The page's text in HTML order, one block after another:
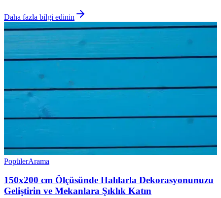
Daha fazla bilgi edinin
PopülerArama
150x200 cm Ölçüsünde Halılarla Dekorasyonunuzu
Geliştirin ve Mekanlara Şıklık Katın